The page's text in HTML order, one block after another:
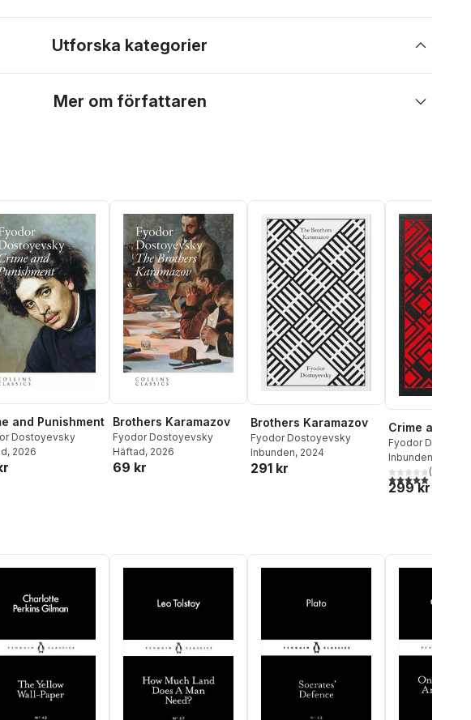
Utforska kategorier
Mer om författaren
and Punishment
Dostoyevsky
, 2026
Brothers Karamazov
Fyodor Dostoyevsky
Häftad, 2026
69 kr
Brothers Karamazov
Fyodor Dostoyevsky
Inbunden, 2024
291 kr
Crime and
Fyodor
Inbunden
5,0utav 5(
299 kr